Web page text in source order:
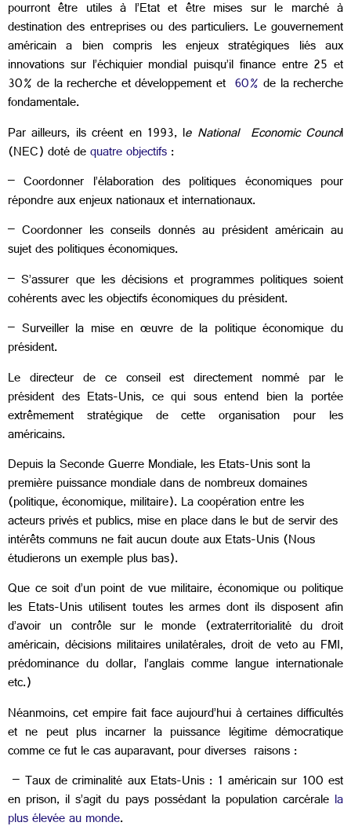
pourront être utiles à l’Etat et être mises sur le marché à
destination des entreprises ou des particuliers. Le gouvernement
américain a bien compris les enjeux stratégiques liés aux
innovations sur l’échiquier mondial puisqu’il finance entre 25 et
30% de la recherche et développement et 60% de la recherche
fondamentale.
Par ailleurs, ils créent en 1993, le National Economic Council
(NEC) doté dequatre objectifs:
– Coordonner l’élaboration des politiques économiques pour
répondre aux enjeux nationaux et internationaux.
– Coordonner les conseils donnés au président américain au
sujet des politiques économiques.
– S’assurer que les décisions et programmes politiques soient
cohérents avec les objectifs économiques du président.
– Surveiller la mise en œuvre de la politique économique du
président.
Le directeur de ce conseil est directement nommé par le
président des Etats-Unis, ce qui sous entend bien la portée
extrêmement stratégique de cette organisation pour les
américains.
Depuis la Seconde Guerre Mondiale,les Etats-Unis sont la
première puissance mondiale dans de nombreux domaines
(politique, économique, militaire). La coopération entre les
acteurs privés et publics, mise en place dans le but de servir des
intérêts communs ne fait aucun doute aux Etats-Unis (Nous
étudierons un exemple plus bas).
Que ce soit d’un point de vue militaire, économique ou politique
les Etats-Unis utilisent toutes les armes dont ils disposent afin
d’avoir un contrôle sur le monde (extraterritorialité du droit
américain, décisions militaires unilatérales, droit de veto au FMI,
prédominance du dollar, l’anglais comme langue internationale
etc.)
Néanmoins, cet empire fait face aujourd’hui à certaines difficultés
et ne peut plus incarner la puissance légitime démocratique
comme ce fut le cas auparavant, pour diverses raisons :
– Taux de criminalité aux Etats-Unis : 1 américain sur 100 est
en prison, il s’agit du pays possédant la population carcérale la
plus élevée au monde.